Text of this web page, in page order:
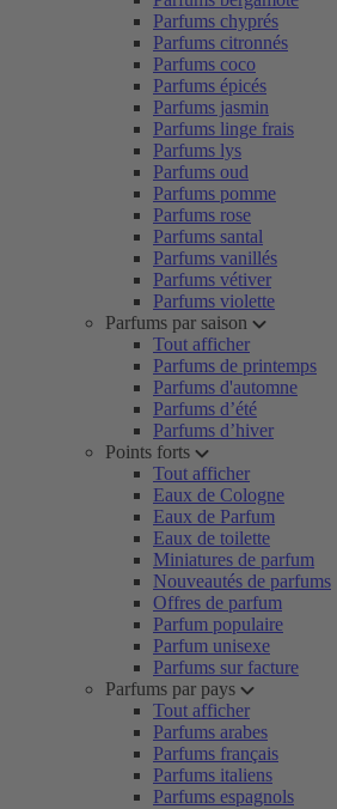
Parfums chyprés
Parfums citronnés
Parfums coco
Parfums épicés
Parfums jasmin
Parfums linge frais
Parfums lys
Parfums oud
Parfums pomme
Parfums rose
Parfums santal
Parfums vanillés
Parfums vétiver
Parfums violette
Parfums par saison
Tout afficher
Parfums de printemps
Parfums d'automne
Parfums d’été
Parfums d’hiver
Points forts
Tout afficher
Eaux de Cologne
Eaux de Parfum
Eaux de toilette
Miniatures de parfum
Nouveautés de parfums
Offres de parfum
Parfum populaire
Parfum unisexe
Parfums sur facture
Parfums par pays
Tout afficher
Parfums arabes
Parfums français
Parfums italiens
Parfums espagnols